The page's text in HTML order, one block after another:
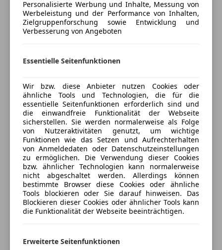
Alufelgen
Sportsitze
Privatverkauf, keine Garantie, Gewährleistung,
Umtausch oder Rücknahme.
Versicherungsschutz an Ihre Bedürfnisse
anpassen
Freischaden-Gutschein ab Stufe 0
Auto einfach online versichern & Rabatt holen
Jetzt berechnen
2700 Wiener Neustadt, AT
Personalisierte Werbung und Inhalte, Messung von
Werbeleistung und der Performance von Inhalten,
Zielgruppenforschung sowie Entwicklung und
Verbesserung von Angeboten
Essentielle Seitenfunktionen
Wir bzw. diese Anbieter nutzen Cookies oder
ähnliche Tools und Technologien, die für die
essentielle Seitenfunktionen erforderlich sind und
die einwandfreie Funktionalität der Webseite
sicherstellen. Sie werden normalerweise als Folge
von Nutzeraktivitäten genutzt, um wichtige
Funktionen wie das Setzen und Aufrechterhalten
von Anmeldedaten oder Datenschutzeinstellungen
zu ermöglichen. Die Verwendung dieser Cookies
bzw. ähnlicher Technologien kann normalerweise
nicht abgeschaltet werden. Allerdings können
bestimmte Browser diese Cookies oder ähnliche
Tools blockieren oder Sie darauf hinweisen. Das
Blockieren dieser Cookies oder ähnlicher Tools kann
die Funktionalität der Webseite beeinträchtigen.
Erweiterte Seitenfunktionen